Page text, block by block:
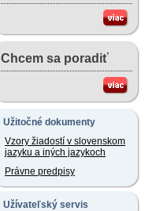
Chcem sa poradiť
Užitočné dokumenty
Vzory žiadostí v slovenskom
jazyku a iných jazykoch
Právne predpisy
Užívateľský servis